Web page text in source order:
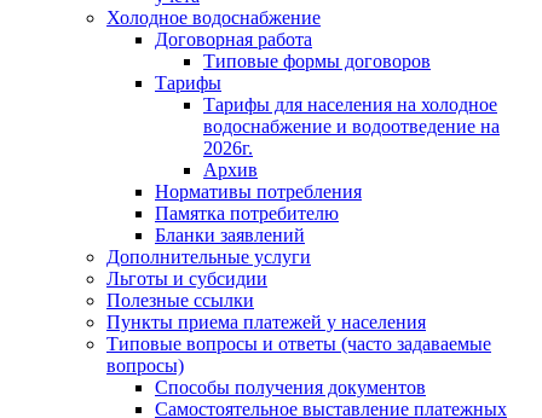
Холодное водоснабжение
Договорная работа
Типовые формы договоров
Тарифы
Тарифы для населения на холодное
водоснабжение и водоотведение на
2026г.
Архив
Нормативы потребления
Памятка потребителю
Бланки заявлений
Дополнительные услуги
Льготы и субсидии
Полезные ссылки
Пункты приема платежей у населения
Типовые вопросы и ответы (часто задаваемые
вопросы)
Способы получения документов
Самостоятельное выставление платежных